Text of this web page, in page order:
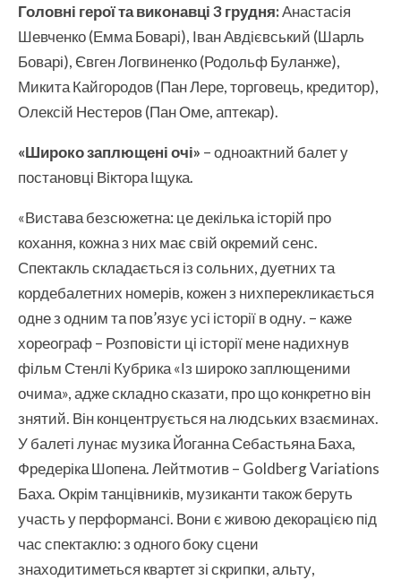
Головні герої та виконавці 3 грудня:Анастасія
Шевченко (Емма Боварі), Іван Авдієвський (Шарль
Боварі), Євген Логвиненко (Родольф Буланже),
Микита Кайгородов (Пан Лере, торговець, кредитор),
Олексій Нестеров (Пан Оме, аптекар).
«Широко заплющені очі» – одноактний балет у
постановці Віктора Іщука.
«Вистава безсюжетна: це декілька історій про
кохання, кожна з них має свій окремий сенс.
Спектакль складається із сольних, дуетних та
кордебалетних номерів, кожен з нихперекликається
одне з одним та пов’язує усі історії в одну. – каже
хореограф – Розповісти ці історії мене надихнув
фільм Стенлі Кубрика «Із широко заплющеними
очима», адже складно сказати, про що конкретно він
знятий. Він концентрується на людських взаєминах.
У балеті лунає музика Йоганна Себастьяна Баха,
Фредеріка Шопена. Лейтмотив – Goldberg Variations
Баха. Окрім танцівників, музиканти також беруть
участь у перформансі. Вони є живою декорацією під
час спектаклю: з одного боку сцени
знаходитиметься квартет зі скрипки, альту,